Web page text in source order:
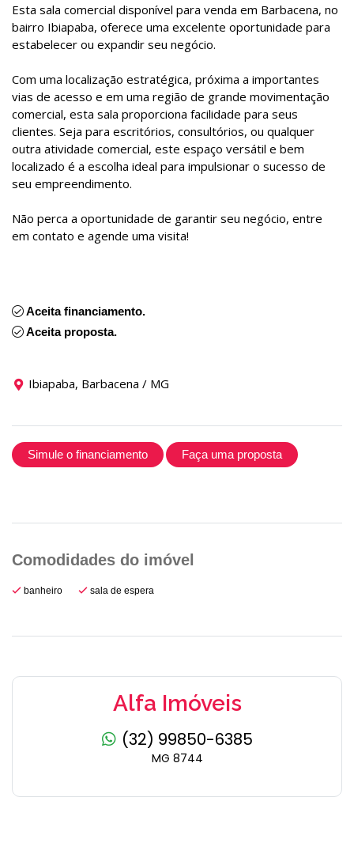
Esta sala comercial disponível para venda em Barbacena, no
bairro Ibiapaba, oferece uma excelente oportunidade para
estabelecer ou expandir seu negócio.
Com uma localização estratégica, próxima a importantes
vias de acesso e em uma região de grande movimentação
comercial, esta sala proporciona facilidade para seus
clientes. Seja para escritórios, consultórios, ou qualquer
outra atividade comercial, este espaço versátil e bem
localizado é a escolha ideal para impulsionar o sucesso de
seu empreendimento.
Não perca a oportunidade de garantir seu negócio, entre
em contato e agende uma visita!
Aceita financiamento.
Aceita proposta.
Ibiapaba, Barbacena / MG
Simule o financiamento Faça uma proposta
banheiro sala de espera
Alfa Imóveis
(32) 99850-6385
MG 8744